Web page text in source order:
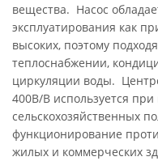
вещества. Насос
эксплуатирования как
высоких, поэтому
теплоснабжении,
циркуляции воды.
400B/B используется
сельскохозяйственных
функционирование
жилых и коммерческих